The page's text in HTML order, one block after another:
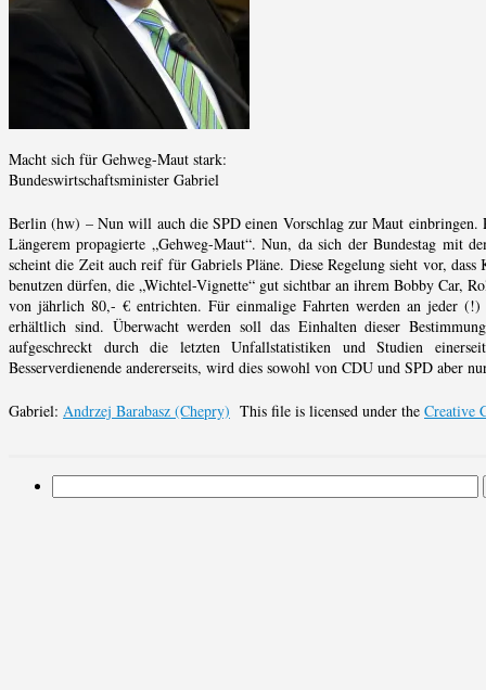
Macht sich für Gehweg-Maut stark:
Bundeswirtschaftsminister Gabriel
Berlin (hw) – Nun will auch die SPD einen Vorschlag zur Maut
Längerem propagierte „Gehweg-Maut“. Nun, da sich der Bundestag mit
scheint die Zeit auch reif für Gabriels Pläne. Diese Regelung sieht vor,
benutzen dürfen, die „Wichtel-Vignette“ gut sichtbar an ihrem Bobby Car,
von jährlich 80,- € entrichten. Für einmalige Fahrten werden an jeder
erhältlich sind. Überwacht werden soll das Einhalten dieser
aufgeschreckt durch die letzten Unfallstatistiken und Studien
Besserverdienende andererseits, wird dies sowohl von CDU und SPD aber
Gabriel: Andrzej Barabasz (Chepry) This file is licensed under the Creative